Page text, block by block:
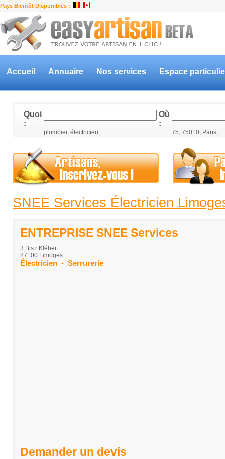
Pays Bientôt Disponibles :
Accueil Annuaire Nos services Espace
Quoi
:
Où
:
plombier, électricien, ... 75, 75010, Paris, ...
SNEE Services Électricien
ENTREPRISE SNEE Services
3 Bis r Kléber
87100 Limoges
Électricien - Serrurerie
Demander un devis